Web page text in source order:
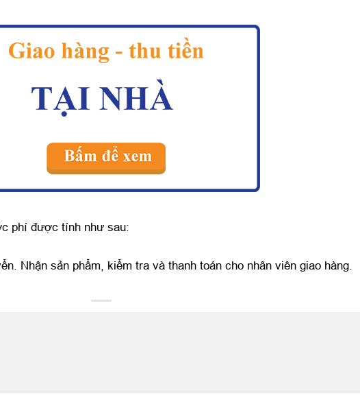
phí được tính như sau:
Nhận sản phẩm, kiểm tra và thanh toán cho nhân viên giao hàng.